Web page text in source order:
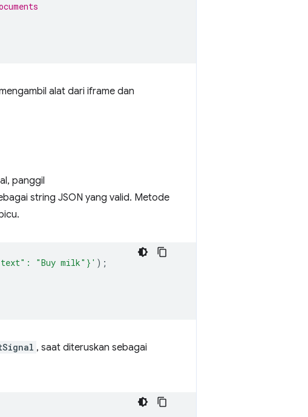
alat dari iframe dan
panggil
string JSON yang valid. Metode
"Buy milk"}' );
, saat diteruskan sebagai